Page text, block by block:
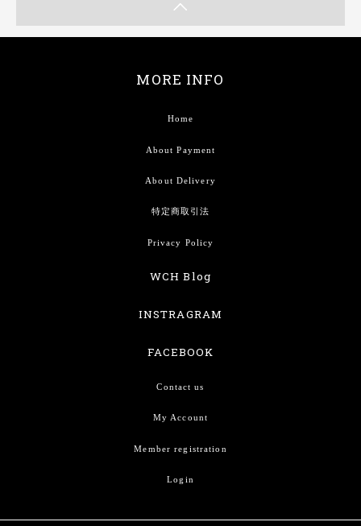
MORE INFO
Home
About Payment
About Delivery
特定商取引法
Privacy Policy
WCH Blog
INSTRAGRAM
FACEBOOK
Contact us
My Account
Member registration
Login